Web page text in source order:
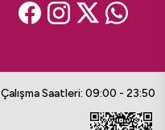
Çalışma Saatleri: 09:00 - 23:50